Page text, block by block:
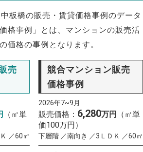
板橋の販売・賃貸価格事例のデータ
格事例」とは、マンションの販売活
価格の事例となります。
売
（㎡単
／60㎡
競合マンション販売
価格事例
2026年7~9月
販売価格： 6,280万円
（㎡単
価100万円）
下層階 ／南向き ／3ＬＤＫ ／60㎡